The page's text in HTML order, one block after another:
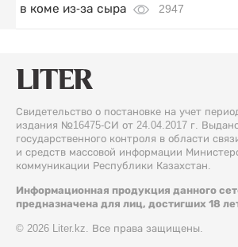
в коме из-за сыра
2947
Свидетельство о постановке на учет
издания №16475-СИ от 24.04.2017 г.
государственного контроля в области
и средств массовой информации
коммуникации Республики Казахстан.
Информационная продукция данного
предназначена для лиц, достигших 18
© 2026 Liter.kz. Все права защищены.